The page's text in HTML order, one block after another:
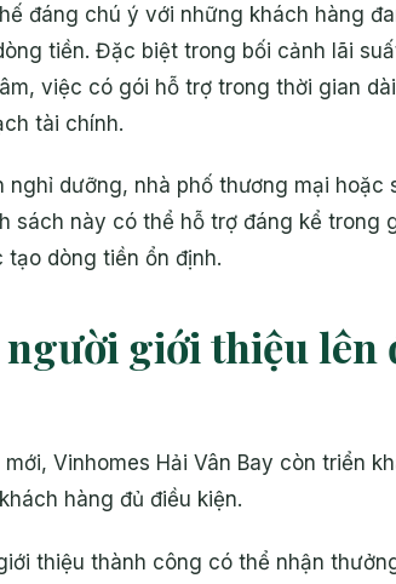
đáng chú ý với những khách hàng
tiền. Đặc biệt trong bối cảnh lãi
việc có gói hỗ trợ trong thời gian
tài chính.
dưỡng, nhà phố thương mại hoặc
sách này có thể hỗ trợ đáng kể trong
dòng tiền ổn định.
giới thiệu lên
Vinhomes Hải Vân Bay còn triển
hàng đủ điều kiện.
thiệu thành công có thể nhận